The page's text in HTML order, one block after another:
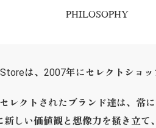
PHILOSOPHY
は、2007年にセレクトショッ
レクトされたブランド達は、常
しい価値観と想像力を掻き立て